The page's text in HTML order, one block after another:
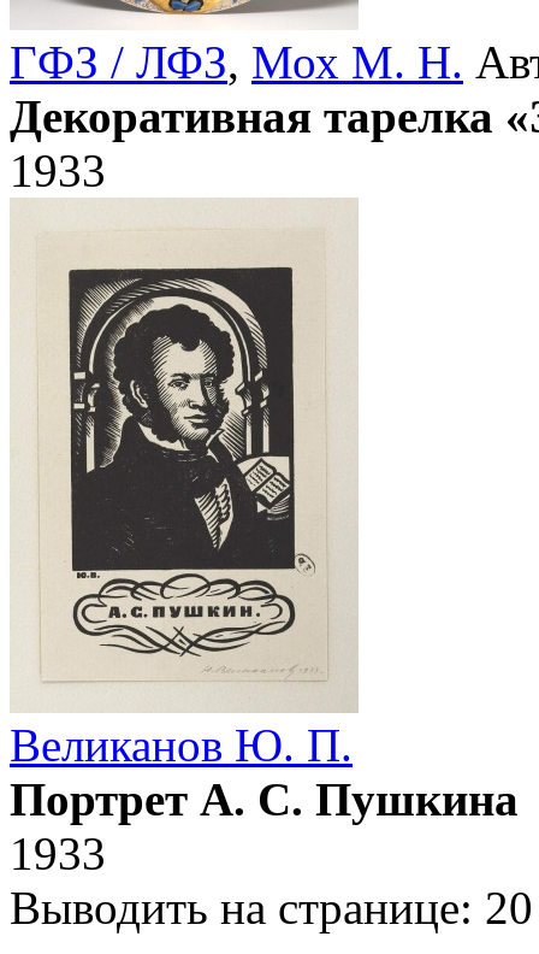
ГФЗ / ЛФЗ, Мох М. Н.
Декоративная тарелка
1933
Великанов Ю. П.
Портрет А. С. Пушкина
1933
Выводить на странице: 20